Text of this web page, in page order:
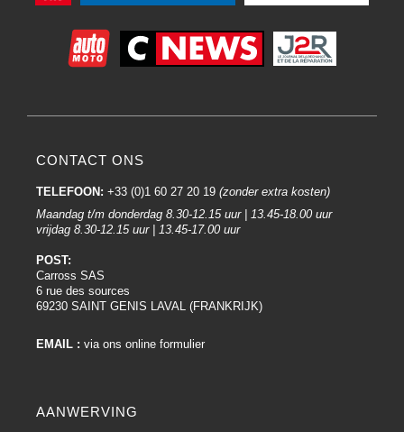
CONTACT ONS
TELEFOON: +33 (0)1 60 27 20 19 (zonder extra kosten)
Maandag t/m donderdag 8.30-12.15 uur | 13.45-18.00 uur
vrijdag 8.30-12.15 uur | 13.45-17.00 uur
POST:
Carross SAS
6 rue des sources
69230 SAINT GENIS LAVAL (FRANKRIJK)
EMAIL : via ons online formulier
AANWERVING